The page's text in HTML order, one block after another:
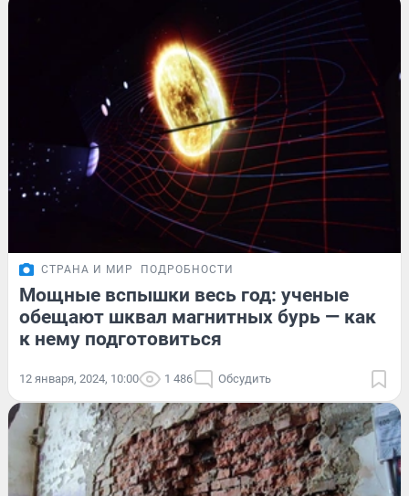
СТРАНА И МИР ПОДРОБНОСТИ
Мощные вспышки весь год: ученые
обещают шквал магнитных бурь — как
к нему подготовиться
12 января, 2024, 10:00 1 486 Обсудить